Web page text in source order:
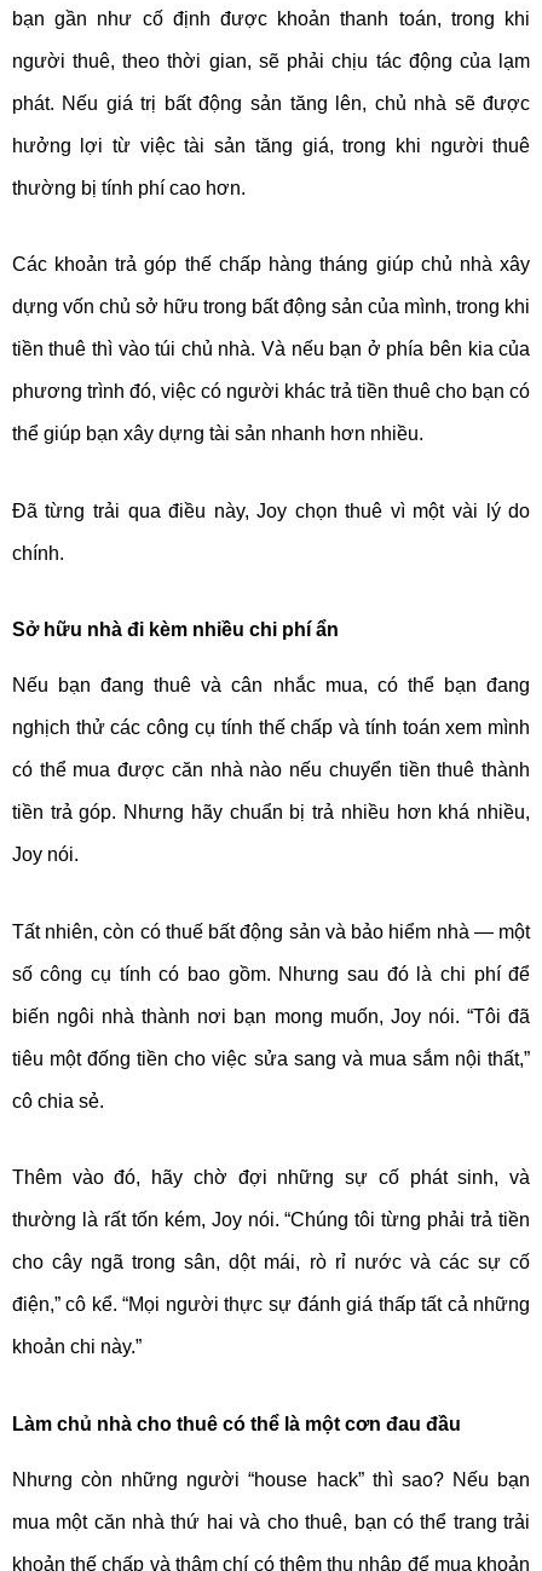
bạn gần như cố định được khoản thanh toán, trong khi
người thuê, theo thời gian, sẽ phải chịu tác động của lạm
phát. Nếu giá trị bất động sản tăng lên, chủ nhà sẽ được
hưởng lợi từ việc tài sản tăng giá, trong khi người thuê
thường bị tính phí cao hơn.
Các khoản trả góp thế chấp hàng tháng giúp chủ nhà xây
dựng vốn chủ sở hữu trong bất động sản của mình, trong khi
tiền thuê thì vào túi chủ nhà. Và nếu bạn ở phía bên kia của
phương trình đó, việc có người khác trả tiền thuê cho bạn có
thể giúp bạn xây dựng tài sản nhanh hơn nhiều.
Đã từng trải qua điều này, Joy chọn thuê vì một vài lý do
chính.
Sở hữu nhà đi kèm nhiều chi phí ẩn
Nếu bạn đang thuê và cân nhắc mua, có thể bạn đang
nghịch thử các công cụ tính thế chấp và tính toán xem mình
có thể mua được căn nhà nào nếu chuyển tiền thuê thành
tiền trả góp. Nhưng hãy chuẩn bị trả nhiều hơn khá nhiều,
Joy nói.
Tất nhiên, còn có thuế bất động sản và bảo hiểm nhà — một
số công cụ tính có bao gồm. Nhưng sau đó là chi phí để
biến ngôi nhà thành nơi bạn mong muốn, Joy nói. “Tôi đã
tiêu một đống tiền cho việc sửa sang và mua sắm nội thất,”
cô chia sẻ.
Thêm vào đó, hãy chờ đợi những sự cố phát sinh, và
thường là rất tốn kém, Joy nói. “Chúng tôi từng phải trả tiền
cho cây ngã trong sân, dột mái, rò rỉ nước và các sự cố
điện,” cô kể. “Mọi người thực sự đánh giá thấp tất cả những
khoản chi này.”
Làm chủ nhà cho thuê có thể là một cơn đau đầu
Nhưng còn những người “house hack” thì sao? Nếu bạn
mua một căn nhà thứ hai và cho thuê, bạn có thể trang trải
khoản thế chấp và thậm chí có thêm thu nhập để mua khoản